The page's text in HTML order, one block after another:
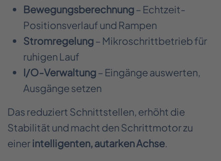
Bewegungsberechnung– Echtzeit-
Positionsverlauf und Rampen
Stromregelung– Mikroschrittbetrieb für
ruhigen Lauf
I/O-Verwaltung– Eingänge auswerten,
Ausgänge setzen
Das reduziert Schnittstellen, erhöht die
Stabilität und macht den Schrittmotor zu
einerintelligenten, autarken Achse